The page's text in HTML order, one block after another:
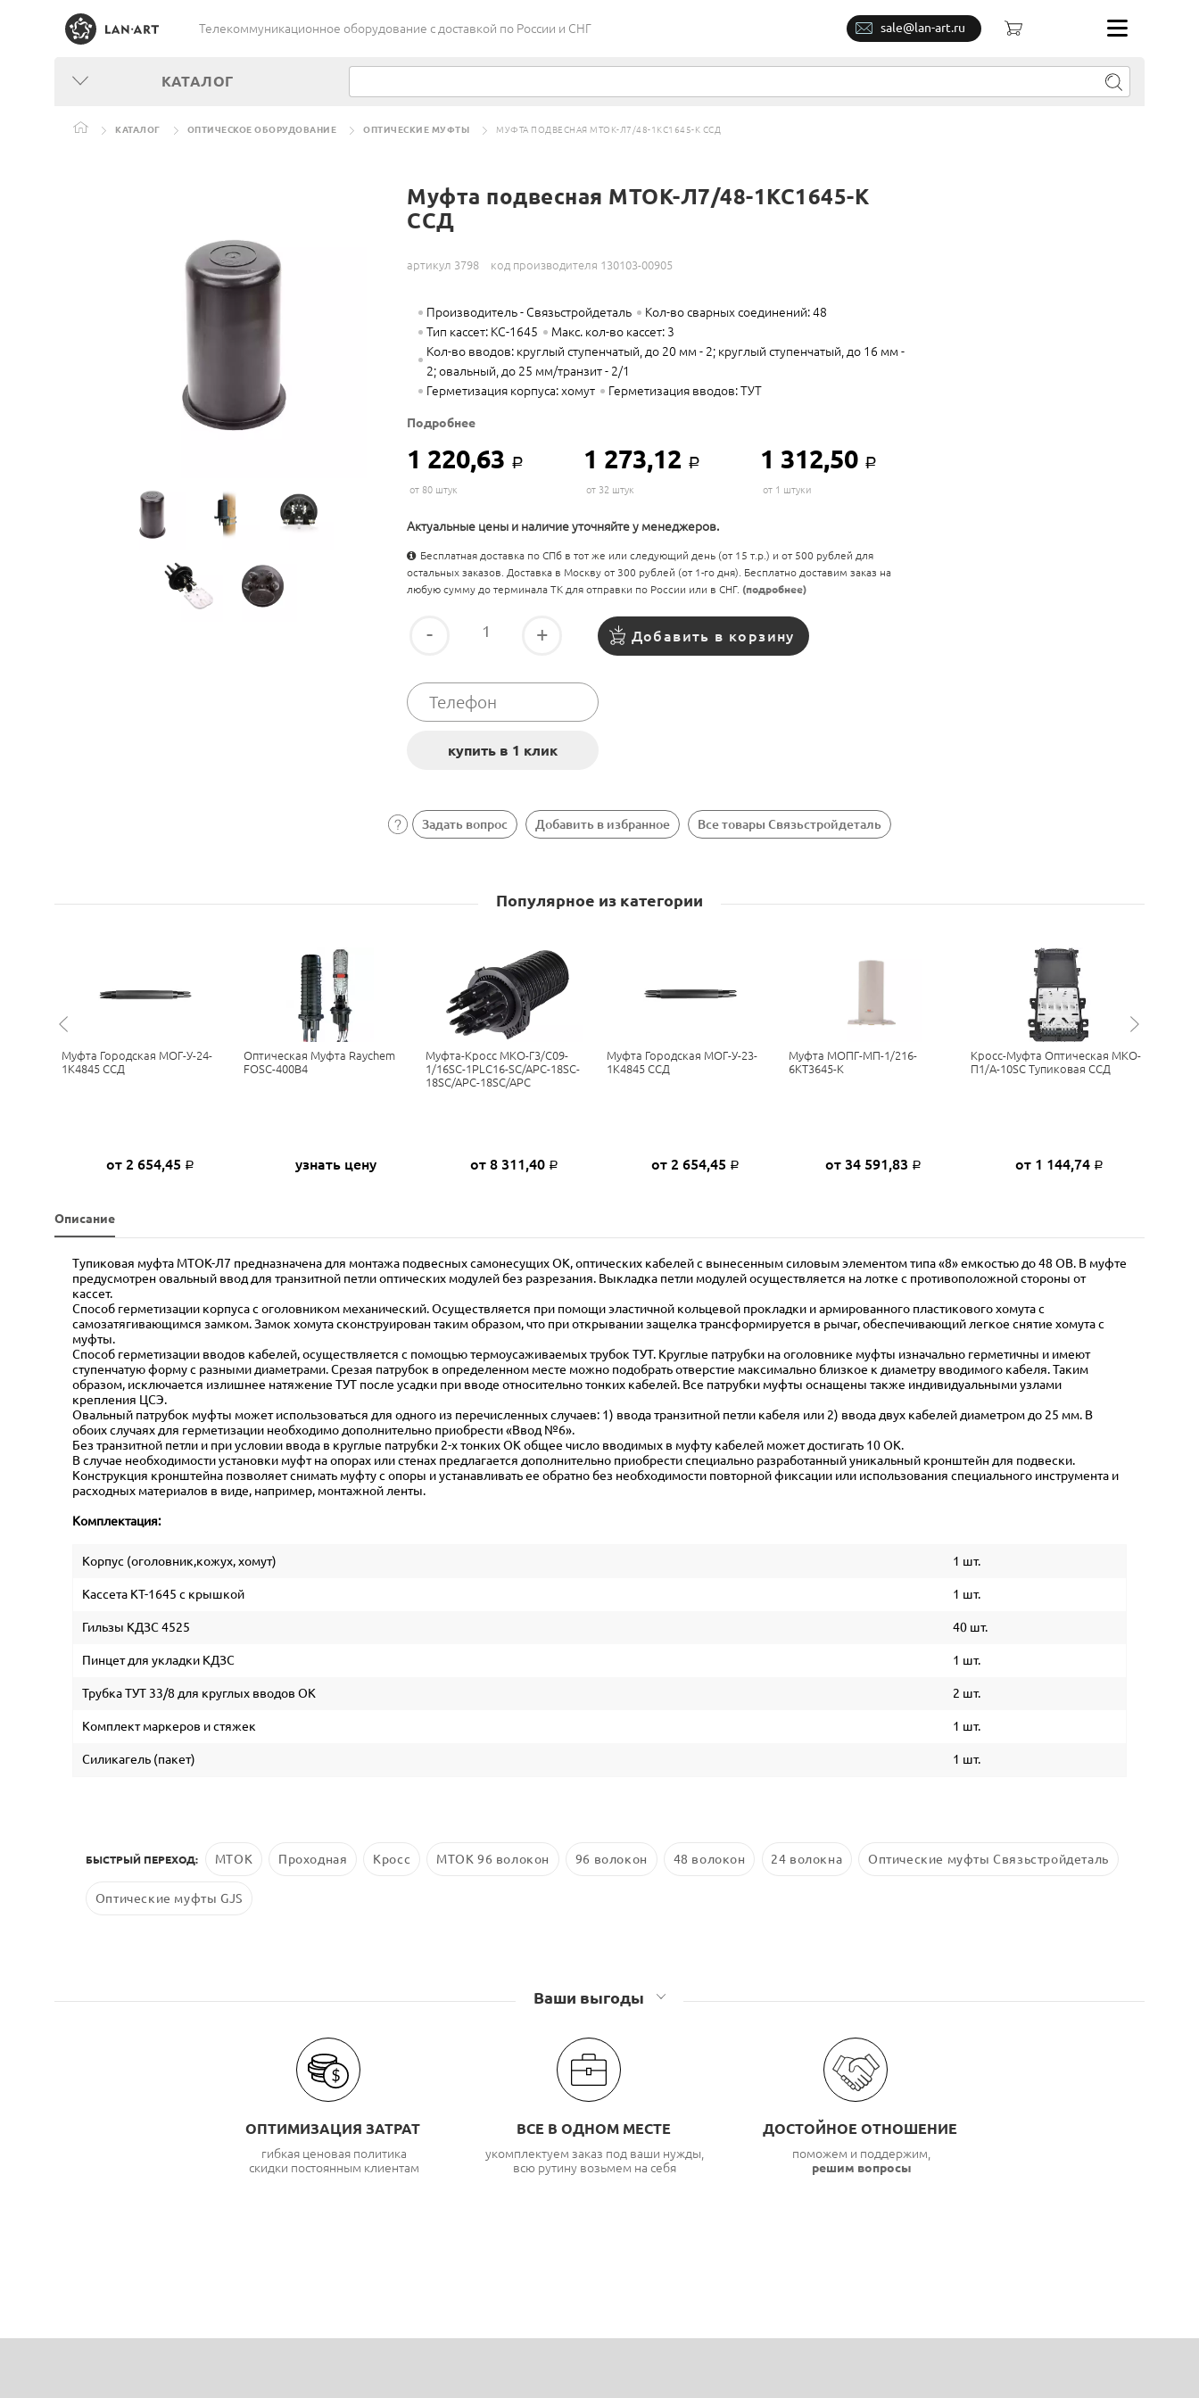
Телекоммуникационное оборудование c доставкой по России и СНГ sale@lan-art.ru
КАТАЛОГ
КАТАЛОГ ОПТИЧЕСКОЕ ОБОРУДОВАНИЕ ОПТИЧЕСКИЕ МУФТЫ МУФТА ПОДВЕСНАЯ МТОК-Л7/48-1КС1645-К ССД
Муфта подвесная МТОК-Л7/48-1КС1645-К
ССД
артикул 3798 код производителя 130103-00905
Производитель - Связьстройдеталь
Кол-во сварных соединений: 48
Тип кассет: КС-1645
Макс. кол-во кассет: 3
Кол-во вводов: круглый ступенчатый, до 20 мм - 2; круглый ступенчатый, до 16 мм -
2; овальный, до 25 мм/транзит - 2/1
Герметизация корпуса: хомут
Герметизация вводов: ТУТ
Подробнее
1 220,63 Р 1 273,12 Р 1 312,50 Р
от 80 штук от 32 штук от 1 штуки
Актуальные цены и наличие уточняйте у менеджеров.
Бесплатная доставка по СПб в тот же или следующий день (от 15 т.р.) и от 500 рублей для
остальных заказов. Доставка в Москву от 300 рублей (от 1-го дня). Бесплатно доставим заказ на
любую сумму до терминала ТК для отправки по России или в СНГ. (подробнее)
- + Добавить в корзину
Задать вопрос Добавить в избранное Все товары Связьстройдеталь
Популярное из категории
Муфта Городская МОГ-У-24-
1К4845 ССД
от 2 654,45 Р
Оптическая Муфта Raychem
FOSC-400B4
узнать цену
Муфта-Кросс МКО-Г3/С09-
1/16SC-1PLC16-SC/APC-18SC-
18SC/APC-18SC/APC
от 8 311,40 Р
Муфта Городская МОГ-У-23-
1К4845 ССД
от 2 654,45 Р
Муфта МОПГ-МП-1/216-
6КТ3645-К
от 34 591,83 Р
Кросс-Муфта Оптическая МКО-
П1/A-10SC Тупиковая ССД
от 1 144,74 Р
Описание
Тупиковая муфта МТОК-Л7 предназначена для монтажа подвесных самонесущих ОК, оптических кабелей с вынесенным силовым элементом типа «8» емкостью до 48 ОВ. В муфте
предусмотрен овальный ввод для транзитной петли оптических модулей без разрезания. Выкладка петли модулей осуществляется на лотке с противоположной стороны от
кассет.
Способ герметизации корпуса с оголовником механический. Осуществляется при помощи эластичной кольцевой прокладки и армированного пластикового хомута с
самозатягивающимся замком. Замок хомута сконструирован таким образом, что при открывании защелка трансформируется в рычаг, обеспечивающий легкое снятие хомута с
муфты.
Способ герметизации вводов кабелей, осуществляется с помощью термоусаживаемых трубок ТУТ. Круглые патрубки на оголовнике муфты изначально герметичны и имеют
ступенчатую форму с разными диаметрами. Срезая патрубок в определенном месте можно подобрать отверстие максимально близкое к диаметру вводимого кабеля. Таким
образом, исключается излишнее натяжение ТУТ после усадки при вводе относительно тонких кабелей. Все патрубки муфты оснащены также индивидуальными узлами
крепления ЦСЭ.
Овальный патрубок муфты может использоваться для одного из перечисленных случаев: 1) ввода транзитной петли кабеля или 2) ввода двух кабелей диаметром до 25 мм. В
обоих случаях для герметизации необходимо дополнительно приобрести «Ввод №6».
Без транзитной петли и при условии ввода в круглые патрубки 2-х тонких ОК общее число вводимых в муфту кабелей может достигать 10 ОК.
В случае необходимости установки муфт на опорах или стенах предлагается дополнительно приобрести специально разработанный уникальный кронштейн для подвески.
Конструкция кронштейна позволяет снимать муфту с опоры и устанавливать ее обратно без необходимости повторной фиксации или использования специального инструмента и
расходных материалов в виде, например, монтажной ленты.
Комплектация:
Корпус (оголовник,кожух, хомут) 1 шт.
Кассета КТ-1645 с крышкой 1 шт.
Гильзы КДЗС 4525 40 шт.
Пинцет для укладки КДЗС 1 шт.
Трубка ТУТ 33/8 для круглых вводов ОК 2 шт.
Комплект маркеров и стяжек 1 шт.
Силикагель (пакет) 1 шт.
БЫСТРЫЙ ПЕРЕХОД: МТОК Проходная Кросс МТОК 96 волокон 96 волокон 48 волокон 24 волокна Оптические муфты Связьстройдеталь
Оптические муфты GJS
Ваши выгоды
ОПТИМИЗАЦИЯ ЗАТРАТ
гибкая ценовая политика
скидки постоянным клиентам
ВСЕ В ОДНОМ МЕСТЕ
укомплектуем заказ под ваши нужды,
всю рутину возьмем на себя
ДОСТОЙНОЕ ОТНОШЕНИЕ
поможем и поддержим,
решим вопросы